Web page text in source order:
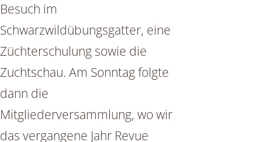
Besuch im
Schwarzwildübungsgatter, eine
Züchterschulung sowie die
Zuchtschau. Am Sonntag folgte
dann die
Mitgliederversammlung, wo wir
das vergangene Jahr Revue